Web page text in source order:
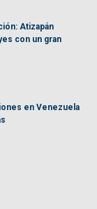
Atizapán
con un gran
en Venezuela